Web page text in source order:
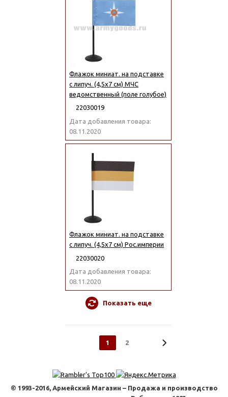
Флажок миниат. на подставке
с липуч. (4,5х7 см) МЧС
ведомственный (поле голубое)
22030019
Дата добавления товара:
08.11.2020
Флажок миниат. на подставке
с липуч. (4,5х7 см) Рос.империи
22030020
Дата добавления товара:
08.11.2020
Показать еще
1 2
© 1993-2016, Армейский Магазин – Продажа и производство